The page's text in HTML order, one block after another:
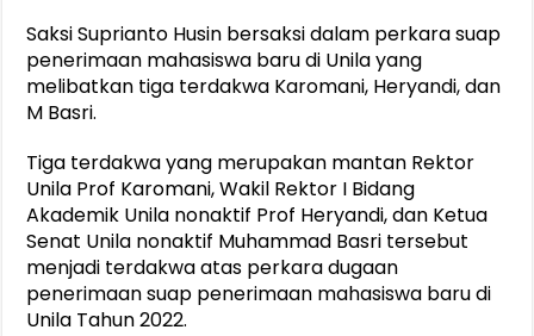
Saksi Suprianto Husin bersaksi dalam perkara suap
penerimaan mahasiswa baru di Unila yang
melibatkan tiga terdakwa Karomani, Heryandi, dan
M Basri.
Tiga terdakwa yang merupakan mantan Rektor
Unila Prof Karomani, Wakil Rektor I Bidang
Akademik Unila nonaktif Prof Heryandi, dan Ketua
Senat Unila nonaktif Muhammad Basri tersebut
menjadi terdakwa atas perkara dugaan
penerimaan suap penerimaan mahasiswa baru di
Unila Tahun 2022.